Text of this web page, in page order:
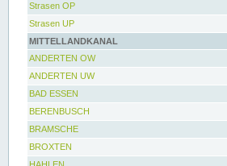
Strasen OP
Strasen UP
MITTELLANDKANAL
ANDERTEN OW
ANDERTEN UW
BAD ESSEN
BERENBUSCH
BRAMSCHE
BROXTEN